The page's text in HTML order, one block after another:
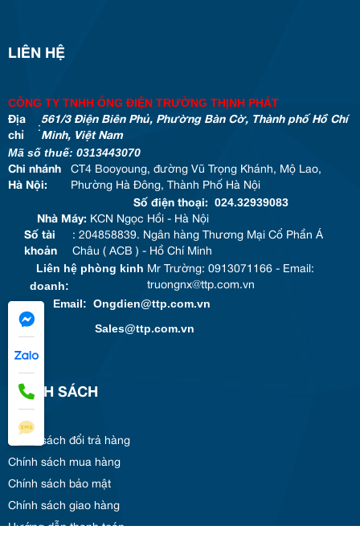
LIÊN HỆ
CÔNG TY TNHH ỐNG ĐIỆN TRƯỜNG THỊNH PHÁT
Địa
chỉ
:
561/3 Điện Biên Phủ, Phường Bàn Cờ, Thành phố Hồ Chí
Minh, Việt Nam
Mã số thuế: 0313443070
Chi nhánh
Hà Nội:
CT4 Booyoung, đường Vũ Trọng Khánh, Mộ Lao,
Phường Hà Đông, Thành Phố Hà Nội
Số điện thoại:
024.32939083
Nhà Máy: KCN Ngọc Hồi - Hà Nội
Số tài
khoản
: 204858839. Ngân hàng Thương Mại Cổ Phần Á
Châu ( ACB ) - Hồ Chí Minh
Liên hệ phòng kinh
doanh:
Mr Trường: 0913071166 - Email:
truongnx@ttp.com.vn
Email: Ongdien@ttp.com.vn
Sales@ttp.com.vn
CHÍNH SÁCH
Chính sách đổi trả hàng
Chính sách mua hàng
Chính sách bảo mật
Chính sách giao hàng
Hướng dẫn thanh toán